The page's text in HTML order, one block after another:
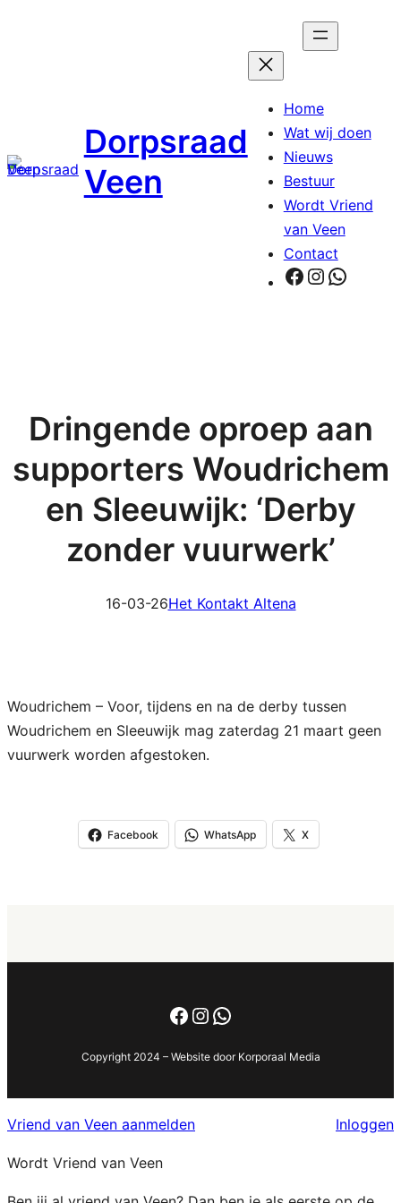
Dorpsraad
Veen
Home
Wat wij doen
Nieuws
Bestuur
Wordt Vriend
van Veen
Contact
Facebook
Dringende oproep aan
supporters Woudrichem
en Sleeuwijk: ‘Derby
zonder vuurwerk’
16-03-26Het Kontakt Altena
Woudrichem – Voor, tijdens en na de derby tussen
Woudrichem en Sleeuwijk mag zaterdag 21 maart geen
vuurwerk worden afgestoken.
Facebook WhatsApp X
Facebook
Instagram
WhatsApp
Copyright 2024 – Website door Korporaal Media
Vriend van Veen aanmelden Inloggen
Wordt Vriend van Veen